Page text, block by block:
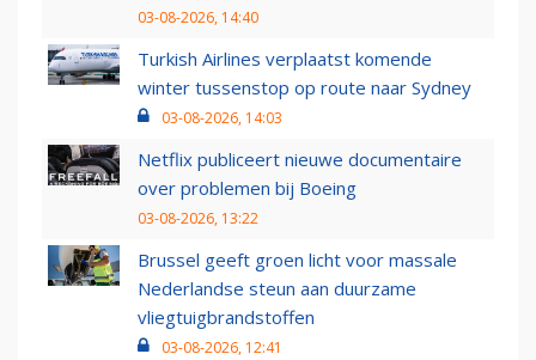
03-08-2026, 14:40
Turkish Airlines verplaatst komende
winter tussenstop op route naar Sydney
03-08-2026, 14:03
Netflix publiceert nieuwe documentaire
over problemen bij Boeing
03-08-2026, 13:22
Brussel geeft groen licht voor massale
Nederlandse steun aan duurzame
vliegtuigbrandstoffen
03-08-2026, 12:41